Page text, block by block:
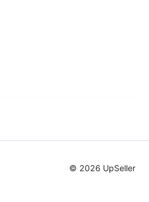
melhores marketplaces
© 2026 UpSeller